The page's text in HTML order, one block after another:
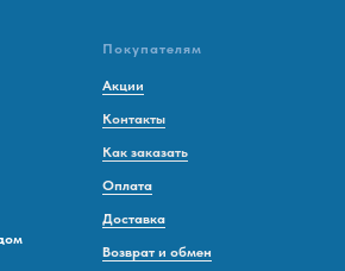
Покупателям
Акции
Контакты
Как заказать
Оплата
Доставка
Возврат и обмен